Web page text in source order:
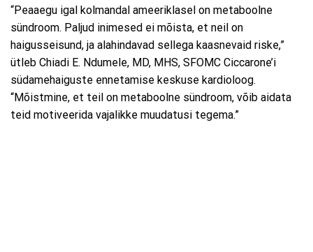
“Peaaegu igal kolmandal ameeriklasel on metaboolne
sündroom. Paljud inimesed ei mõista, et neil on
haigusseisund, ja alahindavad sellega kaasnevaid riske,”
ütleb Chiadi E. Ndumele, MD, MHS, SFOMC Ciccarone’i
südamehaiguste ennetamise keskuse kardioloog.
“Mõistmine, et teil on metaboolne sündroom, võib aidata
teid motiveerida vajalikke muudatusi tegema.”